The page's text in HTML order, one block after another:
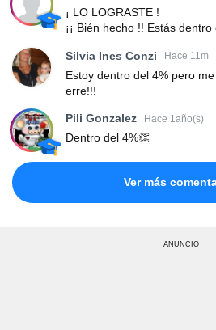
¡ LO LOGRASTE !
¡¡ Bién hecho !! Estás dentro
Silvia Ines Conzi Hace 11m
Estoy dentro del 4% pero
erre!!!
Pili Gonzalez Hace 1año(s)
Dentro del 4%👏
Ver más
ANUNCIO